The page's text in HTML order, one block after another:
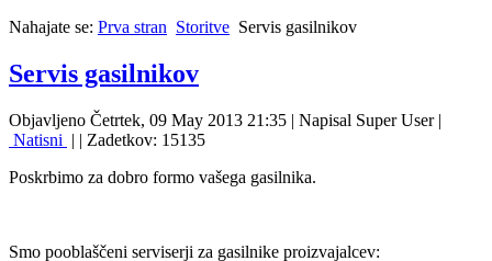
Nahajate se: Prva stran Storitve Servis gasilnikov
Servis gasilnikov
Objavljeno Četrtek, 09 May 2013 21:35 | Napisal Super User|
Natisni | | Zadetkov: 15135
Poskrbimo za dobro formo vašega gasilnika.
Smo pooblaščeni serviserji za gasilnike proizvajalcev: